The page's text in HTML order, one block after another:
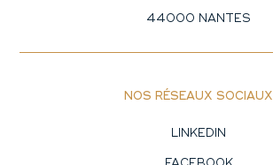
44000 NANTES
NOS RÉSEAUX SOCIAUX
LINKEDIN